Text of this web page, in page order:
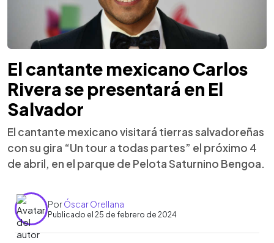
El cantante mexicano Carlos
Rivera se presentará en El
Salvador
El cantante mexicano visitará tierras salvadoreñas
con su gira “Un tour a todas partes” el próximo 4
de abril, en el parque de Pelota Saturnino Bengoa.
PorÓscar Orellana
Publicado el 25 de febrero de 2024